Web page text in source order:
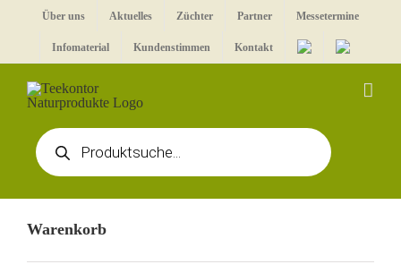
Über uns Aktuelles Züchter Partner Messetermine
Infomaterial Kundenstimmen Kontakt
Products
search
Warenkorb